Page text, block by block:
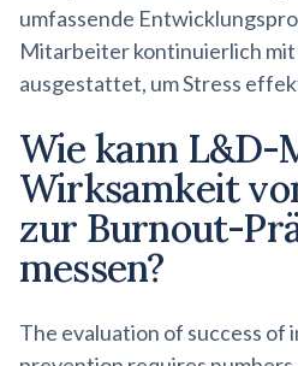
umfassende
Mitarbeiter kontinuierlich
ausgestattet, um Stress
Wie kann L&D-
Wirksamkeit
zur Burnout-
messen?
The evaluation of success